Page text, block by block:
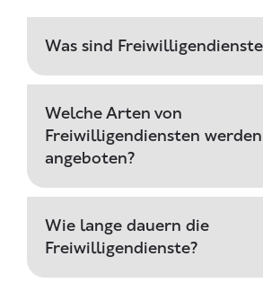
Was sind
Welche Arten von
Freiwilligendiensten werden
angeboten?
Wie lange dauern die
Freiwilligendienste?